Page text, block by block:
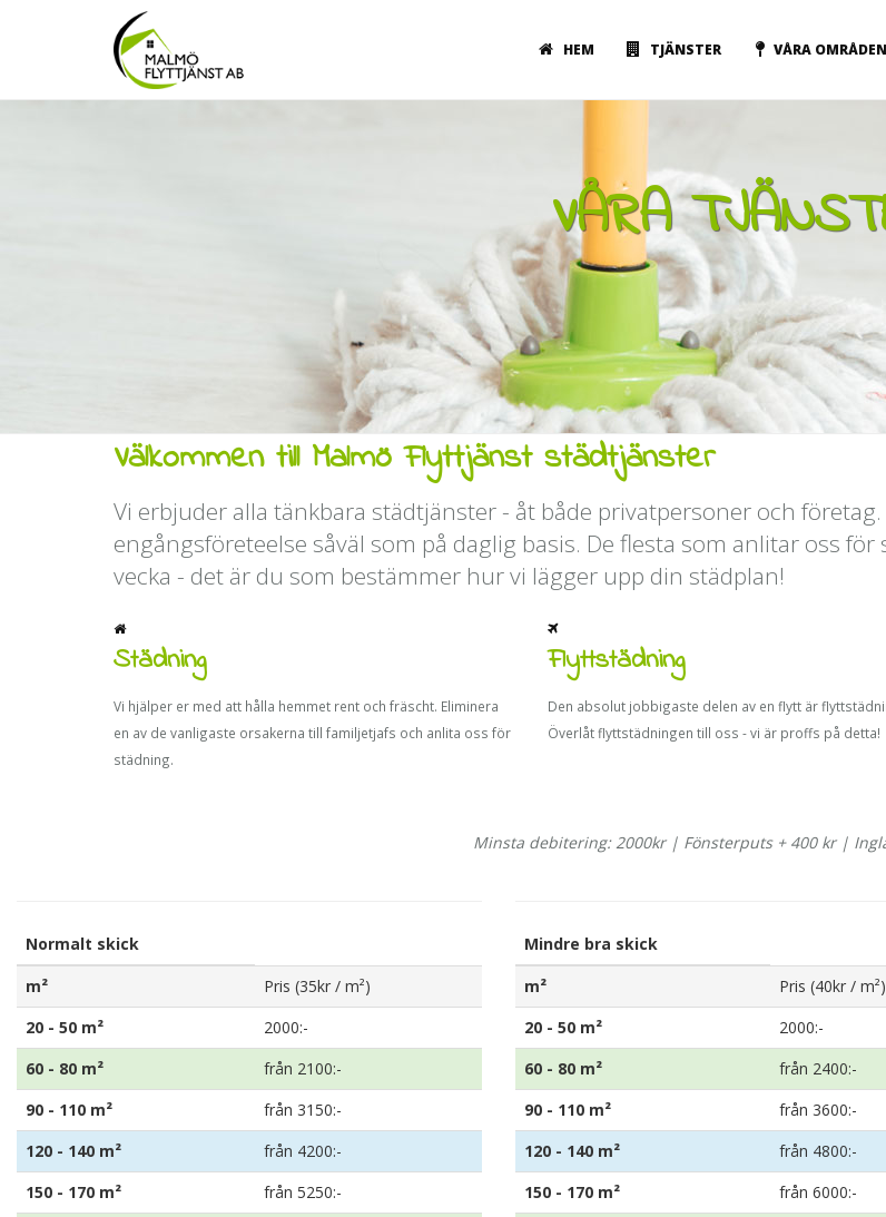
HEM TJÄNSTER VÅRA OMRÅDEN
VÅRA
Välkommen till Malmö Flyttjänst städtjänster
Vi erbjuder alla tänkbara städtjänster - åt både privatpersoner och
engångsföreteelse såväl som på daglig basis. De flesta som anlitar oss
vecka - det är du som bestämmer hur vi lägger upp din städplan!
Städning
Vi hjälper er med att hålla hemmet rent och fräscht. Eliminera
en av de vanligaste orsakerna till familjetjafs och anlita oss för
städning.
Flyttstädning
Den absolut jobbigaste delen av en flytt är
Överlåt flyttstädningen till oss - vi är proffs på detta!
Minsta debitering: 2000kr | Fönsterputs + 400 kr |
Normalt skick
m²
Pris (35kr / m²)
20 - 50 m²
2000:-
60 - 80 m²
från 2100:-
90 - 110 m²
från 3150:-
120 - 140 m²
från 4200:-
150 - 170 m²
från 5250:-
Mindre bra skick
m²
Pris (40kr / m²)
20 - 50 m²
2000:-
60 - 80 m²
från 2400:-
90 - 110 m²
från 3600:-
120 - 140 m²
från 4800:-
150 - 170 m²
från 6000:-